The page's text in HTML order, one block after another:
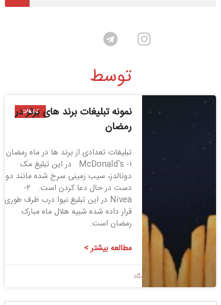
توسط
تبلیغات
نمونه تبلیغات برند های برتر در
رمضان
تبلیغات تعدادی از برند ها در ماه رمضان
۱- McDonald’s در این تبلیغ مک
دونالدز، سیب زمینی سرخ شده مانند دو
دست در حال دعا کردن است. ۲-
Nivea در این تبلیغ نیوا درب ظرف طوری
قرار داده شده شبیه هلال ماه مبارک
رمضان است.
مطالعه بیشتر >
1398/09/09 بدون دیدگاه